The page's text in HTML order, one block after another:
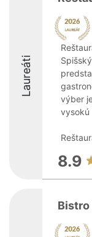
Laureáti
výber
vysokú
8.9
Bistro